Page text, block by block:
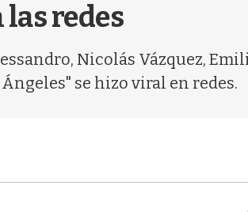
redes
Nicolás Vázquez,
se hizo viral en redes.